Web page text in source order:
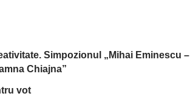
Simpozionul „Mihai Eminescu –
Chiajna”
vot